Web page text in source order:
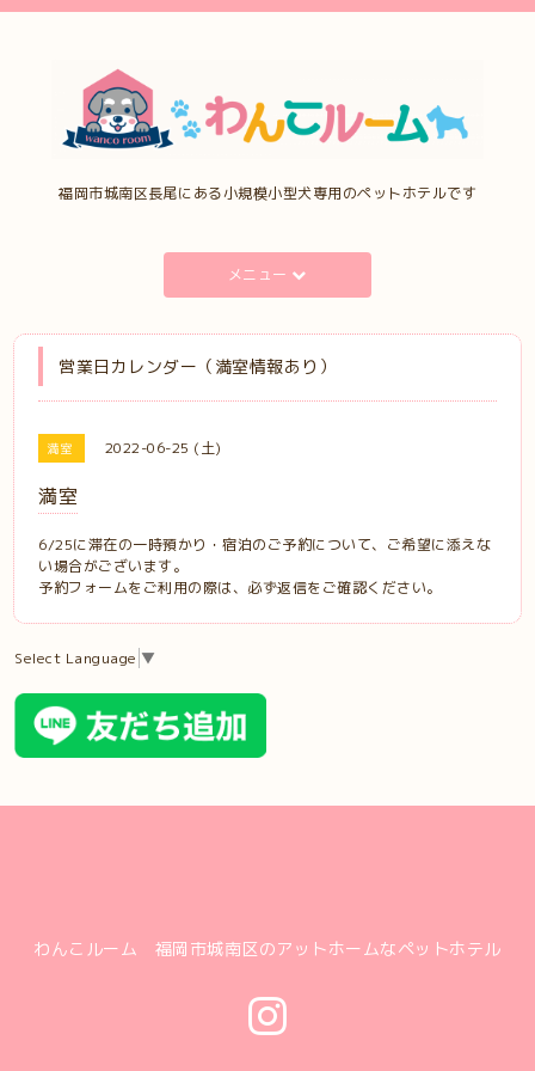
福岡市城南区長尾にある小規模小型犬専用のペットホテルです
メニュー
営業日カレンダー（満室情報あり）
満室 2022-06-25 (土)
満室
6/25に滞在の一時預かり・宿泊のご予約について、ご希望に添えな
い場合がございます。
予約フォームをご利用の際は、必ず返信をご確認ください。
Select Language ▼
わんこルーム 福岡市城南区のアットホームなペットホテル